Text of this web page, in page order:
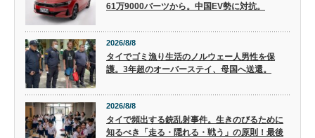
61万9000バーツから。中国EV勢に対抗。
2026/8/8
タイでゴミ漁り生活のノルウェー人男性を保
護。3年超のオーバーステイ、母国へ送還。
2026/8/8
タイで頻出する銃乱射事件。生きのびるために
知るべき「走る・隠れる・戦う」の原則！最後